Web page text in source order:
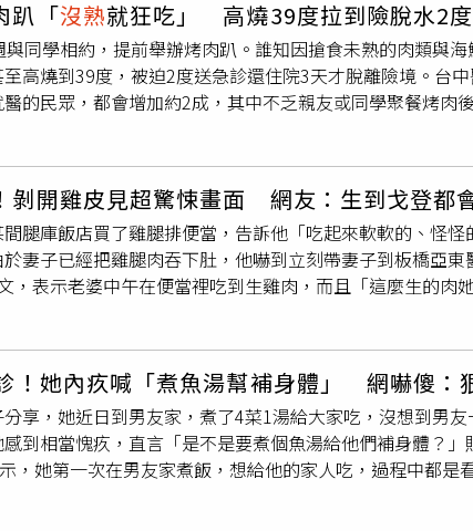
更換服務。為表達對顧客的理解與重視，麵屋一燈表示，
次強調食品處理過程皆依循相關安全規定。
專業，甚至有不少器具是到了才發現有短缺，劦豐蔬果托
飯。（圖／翻攝自劦豐蔬果托運臉書）黃盟宗說，他們
鍋飯難掩緊張，儘管已準備不少器具，但實際就定位後才
利完成煮飯任務。他也笑著說，第一次煮這麼多飯，火候
急更改方案，將米全部煮成皮蛋瘦肉粥，順利化解危機。察
湯麵等簡單，卻熱呼呼暖胃的食物，菜單也沒有特定，就
食，「我們也沒算，就是一直煮一直煮，煮到東西沒了為
管，為路過的每輛車洗去髒汙。（圖／林冠吟攝）除了正
到炸雞排通通都有，只要有人經過不管是志工還是災民，
。黃盟宗透露，3天下來真的很累，但過程很開心，「台
是，除了從各地湧入的志工們，光復鄉的居民儘管也是受
在家門口拉起長長的水管，對著每台經過的車輛灑水，幫
謝你們」。而在災情最為嚴重的佛祖街中，不少民宅都遭
力氣鬆土，讓後續人接手鏟土，開闢出一條通道後供人進
，裡面的泥沙仍未乾燥，屋內被各種讓人動彈不得的泥漿
理，在累了就換人上去的情況下，一個下午就可以將一棟
抱志工哽咽說，「謝謝你們，沒有你們我們真的不知道該
痍，但隨之而來的除了滿地泥砂，還有來四面八方的各式
園，是那一點一點，微小卻溫暖耀眼的光輝，讓深埋在泥
趴「沒熟就狂吃」 高燒39度拉到險脫水2
同學相約，提前舉辦烤肉趴。誰知因搶食未熟的肉類與
高燒到39度，被迫2度送急診還住院3天才脫離險境。台
的民眾，都會增加約2成，其中不乏親友或同學聚餐烤肉
趴當晚睡到一半就出現噁心嘔吐、輕微拉肚子症狀，爸媽
後就讓高中生回家休息，誰知回家後症狀不僅未改善，還
到醫院急診。檢查後發現，高中生的腸道發炎腫脹合併積
及時就醫，經住院打點滴補充水分，並使用抗生素跟整腸
一連3天的中秋連假，呼籲大家烤肉聚餐務必要煮熟、烤
要盡快吃完，避免食物因高溫變質，食用後造成腸胃炎。
根等食材常含有亞硝酸鹽與磷酸鹽等添加物，經高溫烹調
則，就能兼顧節慶氣氛與健康。楊珊珊建議，多以雞肉、
的五花肉，雞皮，改選瘦肉或海鮮；此外，烤肉時別忘記
食用可提升抗氧化力並增加飽足感。至於調味上，市售烤
香料提味，或將醬料稀釋後再使用，以減少鹽分攝取。聚
氣泡水，清爽解膩又不會對身體造成負擔。烹調上，則
不食。建議先將厚片食材切成小塊或預先煮熟，再放上烤
維生素C的水果，更能中和自由基，守護健康。
剝開雞皮見超驚悚畫面 網友：生到戈登都
腿庫飯店買了雞腿排便當，告訴他「吃起來軟軟的、怪怪
妻子已經把雞腿肉吞下肚，他嚇到立刻帶妻子到板橋亞東
，表示老婆中午在便當裡吃到生雞肉，而且「這麼生的肉
發現肉還是生的，自己只好帶老婆去醫院急診。而根據這
的部分卻呈現淡粉紅色，顯然完全沒有煎熟。該名網友還
章曝光後，許多網友紛紛留言，「套句戈登的話：這雞生
過油刷3下嗎？」、「雞肉刺身，讚」、「切的時候店家就
」、「好扯肉完全是生的！」還有網友指出：「這雞肉
跟店家聯繫了嗎？這絕對要索賠的！」原PO網友則回應
了解，生食雞肉具有很高的食安風險，主要來自於可能感
菌在雞隻體內可能存在，且不易透過外觀判斷，即使是經
方法，生食雞肉可能導致腹瀉、嘔吐、發燒等症狀，嚴重
！她內疚喊「煮魚湯幫補身體」 網嚇傻：
享，她近日到男友家，煮了4菜1湯給大家吃，沒想到男
到相當愧疚，直言「是不是要煮個魚湯給他們補身體？
，她第一次在男友家煮飯，想給他的家人吃，過程中都是
家人開始肚子痛，集體去掛急診，「雖然我沒事但心裡好
這次做了煎鮭魚、滑蛋豆腐、涼拌木耳、炒高麗菜和蛤蠣